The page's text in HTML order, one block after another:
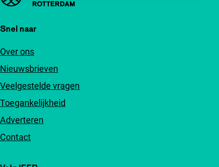
Snel naar
Over ons
Nieuwsbrieven
Veelgestelde vragen
Toegankelijkheid
Adverteren
Contact